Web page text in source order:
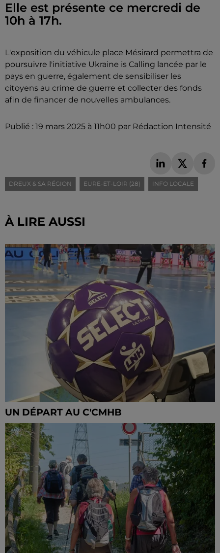
Elle est présente ce mercredi de
10h à 17h.
L'exposition du véhicule place Mésirard permettra de
poursuivre l'initiative Ukraine is Calling lancée par le
pays en guerre, également de sensibiliser les
citoyens au crime de guerre et collecter des fonds
afin de financer de nouvelles ambulances.
Publié : 19 mars 2025 à 11h00 par Rédaction Intensité
DREUX & SA RÉGION EURE-ET-LOIR (28) INFO LOCALE
À LIRE AUSSI
UN DÉPART AU C'CMHB